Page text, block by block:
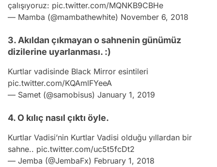
çalışıyoruz: pic.twitter.com/MQNKB9CBHe
— Mamba (@mambathewhite) November 6, 2018
3. Akıldan çıkmayan o sahnenin günümüz
dizilerine uyarlanması. :)
Kurtlar vadisinde Black Mirror esintileri
pic.twitter.com/KQAmlFYeeA
— Samet (@samobisus) January 1, 2019
4. O kılıç nasıl çıktı öyle.
Kurtlar Vadisi’nin Kurtlar Vadisi olduğu yıllardan bir
sahne.. pic.twitter.com/uc5t5fcDt2
— Jemba (@JembaFx) February 1, 2018